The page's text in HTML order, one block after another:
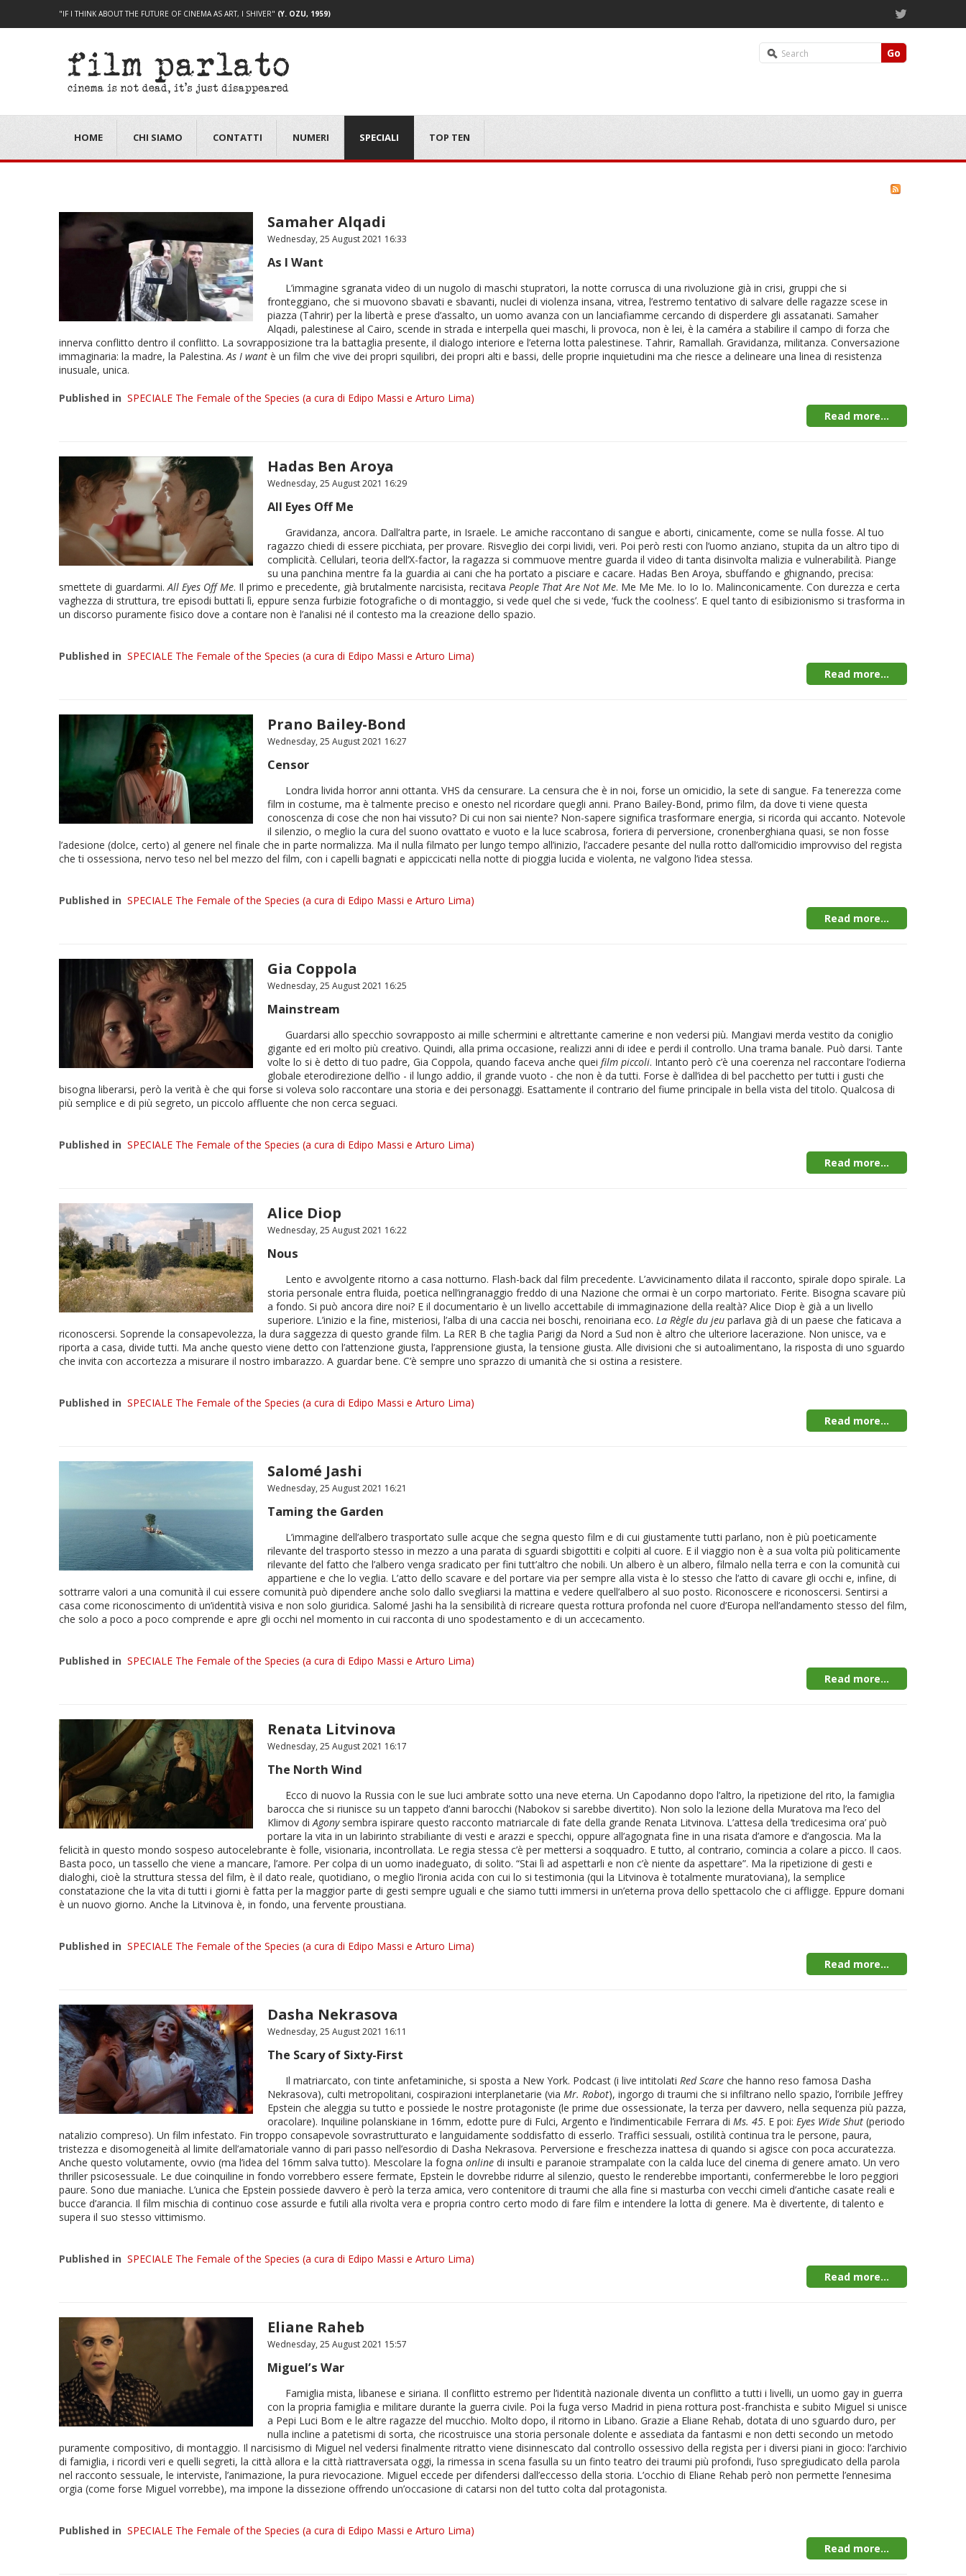
"IF I THINK ABOUT THE FUTURE OF CINEMA AS ART, I SHIVER" (Y. OZU, 1959)
Go
HOME CHI SIAMO CONTATTI NUMERI SPECIALI TOP TEN
Samaher Alqadi
Wednesday, 25 August 2021 16:33
As I Want
L’immagine sgranata video di un nugolo di maschi stupratori, la notte corrusca di una rivoluzione già in crisi, gruppi che si
fronteggiano, che si muovono sbavati e sbavanti, nuclei di violenza insana, vitrea, l’estremo tentativo di salvare delle ragazze scese in
piazza (Tahrir) per la libertà e prese d’assalto, un uomo avanza con un lanciafiamme cercando di disperdere gli assatanati. Samaher
Alqadi, palestinese al Cairo, scende in strada e interpella quei maschi, li provoca, non è lei, è la caméra a stabilire il campo di forza che
innerva conflitto dentro il conflitto. La sovrapposizione tra la battaglia presente, il dialogo interiore e l’eterna lotta palestinese. Tahrir, Ramallah. Gravidanza, militanza. Conversazione
immaginaria: la madre, la Palestina.As I want è un film che vive dei propri squilibri, dei propri alti e bassi, delle proprie inquietudini ma che riesce a delineare una linea di resistenza
inusuale, unica.
Published in SPECIALE The Female of the Species (a cura di Edipo Massi e Arturo Lima)
Read more...
Hadas Ben Aroya
Wednesday, 25 August 2021 16:29
All Eyes Off Me
Gravidanza, ancora. Dall’altra parte, in Israele. Le amiche raccontano di sangue e aborti, cinicamente, come se nulla fosse. Al tuo
ragazzo chiedi di essere picchiata, per provare. Risveglio dei corpi lividi, veri. Poi però resti con l’uomo anziano, stupita da un altro tipo di
complicità. Cellulari, teoria dell’X-factor, la ragazza si commuove mentre guarda il video di tanta disinvolta malizia e vulnerabilità. Piange
su una panchina mentre fa la guardia ai cani che ha portato a pisciare e cacare. Hadas Ben Aroya, sbuffando e ghignando, precisa:
smettete di guardarmi.All Eyes Off Me. Il primo e precedente, già brutalmente narcisista, recitava People That Are Not Me. Me Me Me. Io Io Io. Malinconicamente. Con durezza e certa
vaghezza di struttura, tre episodi buttati lì, eppure senza furbizie fotografiche o di montaggio, si vede quel che si vede, ‘fuck the coolness’. E quel tanto di esibizionismo si trasforma in
un discorso puramente fisico dove a contare non è l’analisi né il contesto ma la creazione dello spazio.
Published in SPECIALE The Female of the Species (a cura di Edipo Massi e Arturo Lima)
Read more...
Prano Bailey-Bond
Wednesday, 25 August 2021 16:27
Censor
Londra livida horror anni ottanta. VHS da censurare. La censura che è in noi, forse un omicidio, la sete di sangue. Fa tenerezza come
film in costume, ma è talmente preciso e onesto nel ricordare quegli anni. Prano Bailey-Bond, primo film, da dove ti viene questa
conoscenza di cose che non hai vissuto? Di cui non sai niente? Non-sapere significa trasformare energia, si ricorda qui accanto. Notevole
il silenzio, o meglio la cura del suono ovattato e vuoto e la luce scabrosa, foriera di perversione, cronenberghiana quasi, se non fosse
l’adesione (dolce, certo) al genere nel finale che in parte normalizza. Ma il nulla filmato per lungo tempo all’inizio, l’accadere pesante del nulla rotto dall’omicidio improvviso del regista
che ti ossessiona, nervo teso nel bel mezzo del film, con i capelli bagnati e appiccicati nella notte di pioggia lucida e violenta, ne valgono l’idea stessa.
Published in SPECIALE The Female of the Species (a cura di Edipo Massi e Arturo Lima)
Read more...
Gia Coppola
Wednesday, 25 August 2021 16:25
Mainstream
Guardarsi allo specchio sovrapposto ai mille schermini e altrettante camerine e non vedersi più. Mangiavi merda vestito da coniglio
gigante ed eri molto più creativo. Quindi, alla prima occasione, realizzi anni di idee e perdi il controllo. Una trama banale. Può darsi. Tante
volte lo si è detto di tuo padre, Gia Coppola, quando faceva anche quei film piccoli. Intanto però c’è una coerenza nel raccontare l’odierna
globale eterodirezione dell’io - il lungo addio, il grande vuoto - che non è da tutti. Forse è dall’idea di bel pacchetto per tutti i gusti che
bisogna liberarsi, però la verità è che qui forse si voleva solo raccontare una storia e dei personaggi. Esattamente il contrario del fiume principale in bella vista del titolo. Qualcosa di
più semplice e di più segreto, un piccolo affluente che non cerca seguaci.
Published in SPECIALE The Female of the Species (a cura di Edipo Massi e Arturo Lima)
Read more...
Alice Diop
Wednesday, 25 August 2021 16:22
Nous
Lento e avvolgente ritorno a casa notturno. Flash-back dal film precedente. L’avvicinamento dilata il racconto, spirale dopo spirale. La
storia personale entra fluida, poetica nell’ingranaggio freddo di una Nazione che ormai è un corpo martoriato. Ferite. Bisogna scavare più
a fondo. Si può ancora dire noi? E il documentario è un livello accettabile di immaginazione della realtà? Alice Diop è già a un livello
superiore. L’inizio e la fine, misteriosi, l’alba di una caccia nei boschi, renoiriana eco. La Règle du jeu parlava già di un paese che faticava a
riconoscersi. Soprende la consapevolezza, la dura saggezza di questo grande film. La RER B che taglia Parigi da Nord a Sud non è altro che ulteriore lacerazione. Non unisce, va e
riporta a casa, divide tutti. Ma anche questo viene detto con l’attenzione giusta, l’apprensione giusta, la tensione giusta. Alle divisioni che si autoalimentano, la risposta di uno sguardo
che invita con accortezza a misurare il nostro imbarazzo. A guardar bene. C’è sempre uno sprazzo di umanità che si ostina a resistere.
Published in SPECIALE The Female of the Species (a cura di Edipo Massi e Arturo Lima)
Read more...
Salomé Jashi
Wednesday, 25 August 2021 16:21
Taming the Garden
L’immagine dell’albero trasportato sulle acque che segna questo film e di cui giustamente tutti parlano, non è più poeticamente
rilevante del trasporto stesso in mezzo a una parata di sguardi sbigottiti e colpiti al cuore. E il viaggio non è a sua volta più politicamente
rilevante del fatto che l’albero venga sradicato per fini tutt’altro che nobili. Un albero è un albero, filmalo nella terra e con la comunità cui
appartiene e che lo veglia. L’atto dello scavare e del portare via per sempre alla vista è lo stesso che l’atto di cavare gli occhi e, infine, di
sottrarre valori a una comunità il cui essere comunità può dipendere anche solo dallo svegliarsi la mattina e vedere quell’albero al suo posto. Riconoscere e riconoscersi. Sentirsi a
casa come riconoscimento di un’identità visiva e non solo giuridica. Salomé Jashi ha la sensibilità di ricreare questa rottura profonda nel cuore d’Europa nell’andamento stesso del film,
che solo a poco a poco comprende e apre gli occhi nel momento in cui racconta di uno spodestamento e di un accecamento.
Published in SPECIALE The Female of the Species (a cura di Edipo Massi e Arturo Lima)
Read more...
Renata Litvinova
Wednesday, 25 August 2021 16:17
The North Wind
Ecco di nuovo la Russia con le sue luci ambrate sotto una neve eterna. Un Capodanno dopo l’altro, la ripetizione del rito, la famiglia
barocca che si riunisce su un tappeto d’anni barocchi (Nabokov si sarebbe divertito). Non solo la lezione della Muratova ma l’eco del
Klimov diAgonysembra ispirare questo racconto matriarcale di fate della grande Renata Litvinova. L’attesa della ‘tredicesima ora’ può
portare la vita in un labirinto strabiliante di vesti e arazzi e specchi, oppure all’agognata fine in una risata d’amore e d’angoscia. Ma la
felicità in questo mondo sospeso autocelebrante è folle, visionaria, incontrollata. Le regia stessa c’è per mettersi a soqquadro. E tutto, al contrario, comincia a colare a picco. Il caos.
Basta poco, un tassello che viene a mancare, l’amore. Per colpa di un uomo inadeguato, di solito. “Stai lì ad aspettarli e non c’è niente da aspettare”. Ma la ripetizione di gesti e
dialoghi, cioè la struttura stessa del film, è il dato reale, quotidiano, o meglio l’ironia acida con cui lo si testimonia (qui la Litvinova è totalmente muratoviana), la semplice
constatazione che la vita di tutti i giorni è fatta per la maggior parte di gesti sempre uguali e che siamo tutti immersi in un’eterna prova dello spettacolo che ci affligge. Eppure domani
è un nuovo giorno. Anche la Litvinova è, in fondo, una fervente proustiana.
Published in SPECIALE The Female of the Species (a cura di Edipo Massi e Arturo Lima)
Read more...
Dasha Nekrasova
Wednesday, 25 August 2021 16:11
The Scary of Sixty-First
Il matriarcato, con tinte anfetaminiche, si sposta a New York. Podcast (i live intitolati Red Scare che hanno reso famosa Dasha
Nekrasova), culti metropolitani, cospirazioni interplanetarie (via Mr. Robot), ingorgo di traumi che si infiltrano nello spazio, l’orribile Jeffrey
Epstein che aleggia su tutto e possiede le nostre protagoniste (le prime due ossessionate, la terza per davvero, nella sequenza più pazza,
oracolare). Inquiline polanskiane in 16mm, edotte pure di Fulci, Argento e l’indimenticabile Ferrara di Ms. 45. E poi: Eyes Wide Shut (periodo
natalizio compreso). Un film infestato. Fin troppo consapevole sovrastrutturato e languidamente soddisfatto di esserlo. Traffici sessuali, ostilità continua tra le persone, paura,
tristezza e disomogeneità al limite dell’amatoriale vanno di pari passo nell’esordio di Dasha Nekrasova. Perversione e freschezza inattesa di quando si agisce con poca accuratezza.
Anche questo volutamente, ovvio (ma l’idea del 16mm salva tutto). Mescolare la fogna online di insulti e paranoie strampalate con la calda luce del cinema di genere amato. Un vero
thriller psicosessuale. Le due coinquiline in fondo vorrebbero essere fermate, Epstein le dovrebbe ridurre al silenzio, questo le renderebbe importanti, confermerebbe le loro peggiori
paure. Sono due maniache. L’unica che Epstein possiede davvero è però la terza amica, vero contenitore di traumi che alla fine si masturba con vecchi cimeli d’antiche casate reali e
bucce d’arancia. Il film mischia di continuo cose assurde e futili alla rivolta vera e propria contro certo modo di fare film e intendere la lotta di genere. Ma è divertente, di talento e
supera il suo stesso vittimismo.
Published in SPECIALE The Female of the Species (a cura di Edipo Massi e Arturo Lima)
Read more...
Eliane Raheb
Wednesday, 25 August 2021 15:57
Miguel’s War
Famiglia mista, libanese e siriana. Il conflitto estremo per l’identità nazionale diventa un conflitto a tutti i livelli, un uomo gay in guerra
con la propria famiglia e militare durante la guerra civile. Poi la fuga verso Madrid in piena rottura post-franchista e subito Miguel si unisce
a Pepi Luci Bom e le altre ragazze del mucchio. Molto dopo, il ritorno in Libano. Grazie a Eliane Rehab, dotata di uno sguardo duro, per
nulla incline a patetismi di sorta, che ricostruisce una storia personale dolente e assediata da fantasmi e non detti secondo un metodo
puramente compositivo, di montaggio. Il narcisismo di Miguel nel vedersi finalmente ritratto viene disinnescato dal controllo ossessivo della regista per i diversi piani in gioco: l’archivio
di famiglia, i ricordi veri e quelli segreti, la città allora e la città riattraversata oggi, la rimessa in scena fasulla su un finto teatro dei traumi più profondi, l’uso spregiudicato della parola
nel racconto sessuale, le interviste, l’animazione, la pura rievocazione. Miguel eccede per difendersi dall’eccesso della storia. L’occhio di Eliane Rehab però non permette l’ennesima
orgia (come forse Miguel vorrebbe), ma impone la dissezione offrendo un’occasione di catarsi non del tutto colta dal protagonista.
Published in SPECIALE The Female of the Species (a cura di Edipo Massi e Arturo Lima)
Read more...